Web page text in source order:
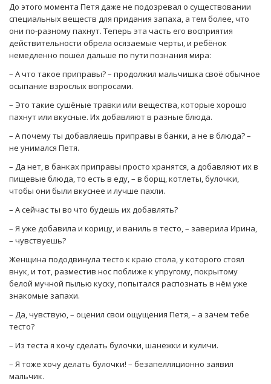
До этого момента Петя даже не подозревал о существовании
специальных веществ для придания запаха, а тем более, что
они по-разному пахнут. Теперь эта часть его восприятия
действительности обрела осязаемые черты, и ребёнок
немедленно пошёл дальше по пути познания мира:
– А что такое приправы? – продолжил мальчишка своё обычное
осыпание взрослых вопросами.
– Это такие сушёные травки или вещества, которые хорошо
пахнут или вкусные. Их добавляют в разные блюда.
– А почему ты добавляешь приправы в банки, а не в блюда? –
не унимался Петя.
– Да нет, в банках приправы просто хранятся, а добавляют их в
пищевые блюда, то есть в еду, – в борщ, котлеты, булочки,
чтобы они были вкуснее и лучше пахли.
– А сейчас ты во что будешь их добавлять?
– Я уже добавила и корицу, и ваниль в тесто, – заверила Ирина,
– чувствуешь?
Женщина пододвинула тесто к краю стола, у которого стоял
внук, и тот, разместив нос поближе к упругому, покрытому
белой мучной пылью куску, попытался распознать в нём уже
знакомые запахи.
– Да, чувствую, – оценил свои ощущения Петя, – а зачем тебе
тесто?
– Из теста я хочу сделать булочки, шанежки и куличи.
– Я тоже хочу делать булочки! – безапелляционно заявил
мальчик.